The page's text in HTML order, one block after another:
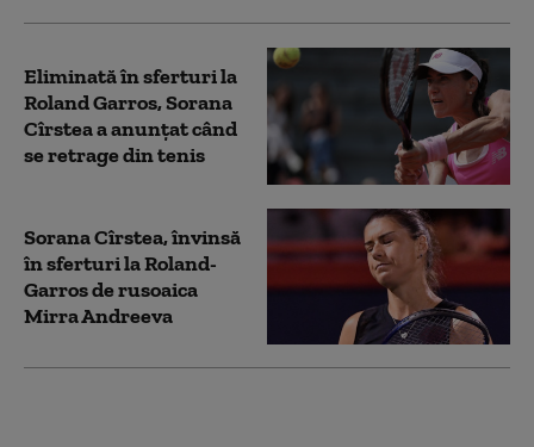
Eliminată în sferturi la
Roland Garros, Sorana
Cîrstea a anunțat când
se retrage din tenis
Sorana Cîrstea, învinsă
în sferturi la Roland-
Garros de rusoaica
Mirra Andreeva